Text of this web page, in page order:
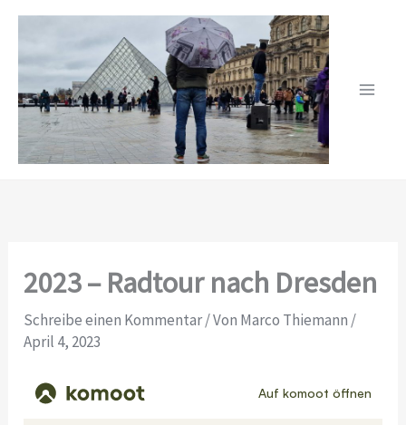
Zum
springen
2023 – Radtour nach Dresden
Schreibe einen Kommentar/ Von Marco Thiemann /
April 4, 2023